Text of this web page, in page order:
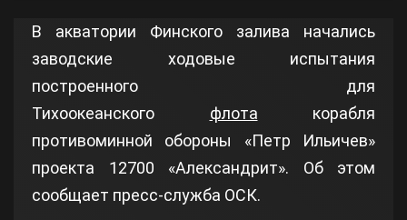
В акватории Финского залива начались
заводские ходовые испытания
построенного для
Тихоокеанского флота корабля
противоминной обороны «Петр Ильичев»
проекта 12700 «Александрит». Об этом
сообщает пресс-служба ОСК.